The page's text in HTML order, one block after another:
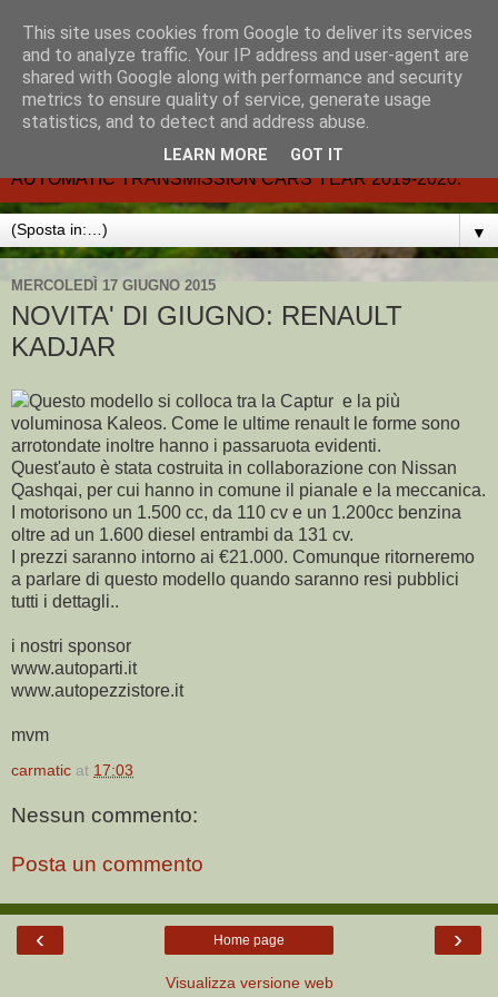
CARMATIC-®-All about
automatic cars.
Dal 2002- email.-marcvent@inwind.it.- NEW BOOK-
AUTOMATIC TRANSMISSION CARS YEAR 2019-2020.
▼
MERCOLEDÌ 17 GIUGNO 2015
NOVITA' DI GIUGNO: RENAULT
KADJAR
Questo modello si colloca tra la Captur e la più
voluminosa Kaleos. Come le ultime renault le forme sono
arrotondate inoltre hanno i passaruota evidenti.
Quest'auto è stata costruita in collaborazione con Nissan
Qashqai, per cui hanno in comune il pianale e la meccanica.
I motorisono un 1.500 cc, da 110 cv e un 1.200cc benzina
oltre ad un 1.600 diesel entrambi da 131 cv.
I prezzi saranno intorno ai €21.000. Comunque ritorneremo
a parlare di questo modello quando saranno resi pubblici
tutti i dettagli..
i nostri sponsor
www.autoparti.it
www.autopezzistore.it
mvm
carmatic at 17:03
Nessun commento:
Posta un commento
‹ ›
Home page
Visualizza versione web
This site uses cookies from Google to deliver its services
and to analyze traffic. Your IP address and user-agent are
shared with Google along with performance and security
metrics to ensure quality of service, generate usage
statistics, and to detect and address abuse.
LEARN MORE GOT IT